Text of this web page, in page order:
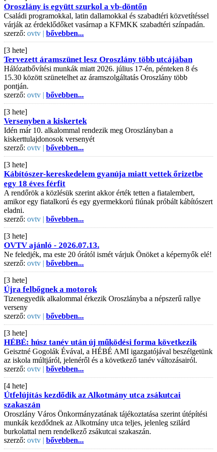
Oroszlány is együtt szurkol a vb-döntőn
Családi programokkal, latin dallamokkal és szabadtéri közvetítéssel
várják az érdeklődőket vasárnap a KFMKK szabadtéri színpadán.
szerző: ovtv | bővebben...
[3 hete]
Tervezett áramszünet lesz Oroszlány több utcájában
Hálózatbővítési munkák miatt 2026. július 17-én, pénteken 8 és
15.30 között szünetelhet az áramszolgáltatás Oroszlány több
pontján.
szerző: ovtv | bővebben...
[3 hete]
Versenyben a kiskertek
Idén már 10. alkalommal rendezik meg Oroszlányban a
kiskerttulajdonosok versenyét
szerző: ovtv | bővebben...
[3 hete]
Kábítószer-kereskedelem gyanúja miatt vettek őrizetbe
egy 18 éves férfit
A rendőrök a közlésük szerint akkor érték tetten a fiatalembert,
amikor egy fiatalkorú és egy gyermekkorú fiúnak próbált kábítószert
eladni.
szerző: ovtv | bővebben...
[3 hete]
OVTV ajánló - 2026.07.13.
Ne feledjék, ma este 20 órától ismét várjuk Önöket a képernyők elé!
szerző: ovtv | bővebben...
[3 hete]
Újra felbőgnek a motorok
Tizenegyedik alkalommal érkezik Oroszlányba a népszerű rallye
verseny
szerző: ovtv | bővebben...
[3 hete]
HÉBÉ: húsz tanév után új működési forma következik
Geisztné Gogolák Évával, a HÉBÉ AMI igazgatójával beszélgetünk
az iskola múltjáról, jelenéről és a következő tanév változásairól.
szerző: ovtv | bővebben...
[4 hete]
Útfelújítás kezdődik az Alkotmány utca zsákutcai
szakaszán
Oroszlány Város Önkormányzatának tájékoztatása szerint útépítési
munkák kezdődnek az Alkotmány utca teljes, jelenleg szilárd
burkolattal nem rendelkező zsákutcai szakaszán.
szerző: ovtv | bővebben...